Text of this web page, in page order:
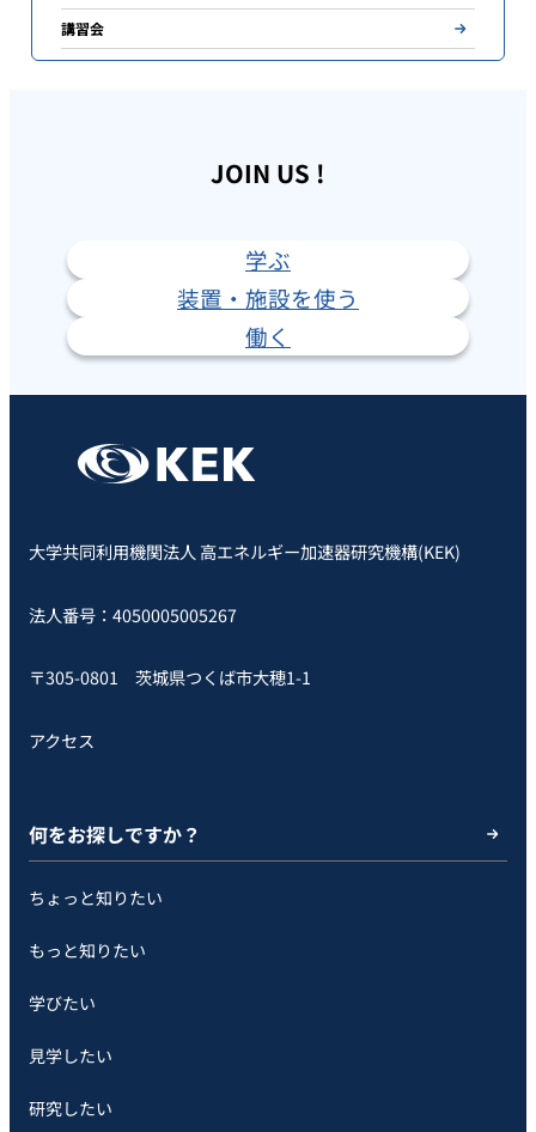
講習会
JOIN US !
学ぶ
装置・施設を使う
働く
大学共同利用機関法人 高エネルギー加速器研究機構(KEK)
法人番号：4050005005267
〒305-0801 茨城県つくば市大穂1-1
アクセス
何をお探しですか？
ちょっと知りたい
もっと知りたい
学びたい
見学したい
研究したい